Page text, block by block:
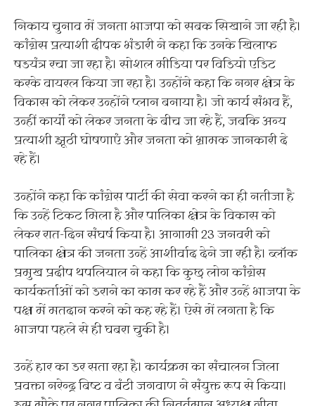
निकाय चुनाव में जनता भाजपा को सबक सिखाने जा रही है।
कांग्रेस प्रत्याशी दीपक भंडारी ने कहा कि उनके खिलाफ
षडयंत्र रचा जा रहा है। सोशल मीडिया पर विडियो एडिट
करके वायरल किया जा रहा है। उन्होंने कहा कि नगर क्षेत्र के
विकास को लेकर उन्होंने प्लान बनाया है। जो कार्य संभव हैं,
उन्हीं कार्यों को लेकर जनता के बीच जा रहे हैं, जबकि अन्य
प्रत्याशी झूठी घोषणाएं और जनता को भ्रामक जानकारी दे
रहे हैं।
उन्होंने कहा कि कांग्रेस पार्टी की सेवा करने का ही नतीजा है
कि उन्हें टिकट मिला है और पालिका क्षेत्र के विकास को
लेकर रात-दिन संघर्ष किया है। आगामी 23 जनवरी को
पालिका क्षेत्र की जनता उन्हें आशीर्वाद देने जा रही है। ब्लॉक
प्रमुख प्रदीप थपलियाल ने कहा कि कुछ लोग कांग्रेस
कार्यकर्ताओं को डराने का काम कर रहे हैं और उन्हें भाजपा के
पक्ष में मतदान करने को कह रहे हैं। ऐसे में लगता है कि
भाजपा पहले से ही घबरा चुकी है।
उन्हें हार का डर सता रहा है। कार्यक्रम का संचालन जिला
प्रवक्ता नरेन्द्र बिष्ट व बंटी जगवाण ने संयुक्त रूप से किया।